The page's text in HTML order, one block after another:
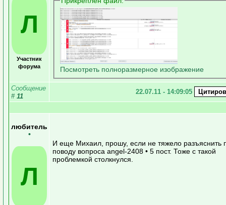
Л
Участник
форума
Посмотреть полноразмерное изображение
Сообщение
# 11
22.07.11 - 14:09:05
любитель
•
Л
И еще Михаил, прошу, если не тяжело разъяснить
поводу вопроса angel-2408 • 5 пост. Тоже с такой
проблемкой столкнулся.